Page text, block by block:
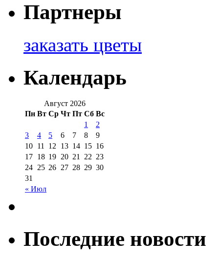
Партнеры
заказать цветы
Календарь
Август 2026
Пн Вт Ср Чт Пт Сб Вс
« Июл
1
2
3
4 5 6 7 8
9
10 11 12 13 14 15 16
17 18 19 20 21 22 23
24 25 26 27 28 29 30
31
Последние новости